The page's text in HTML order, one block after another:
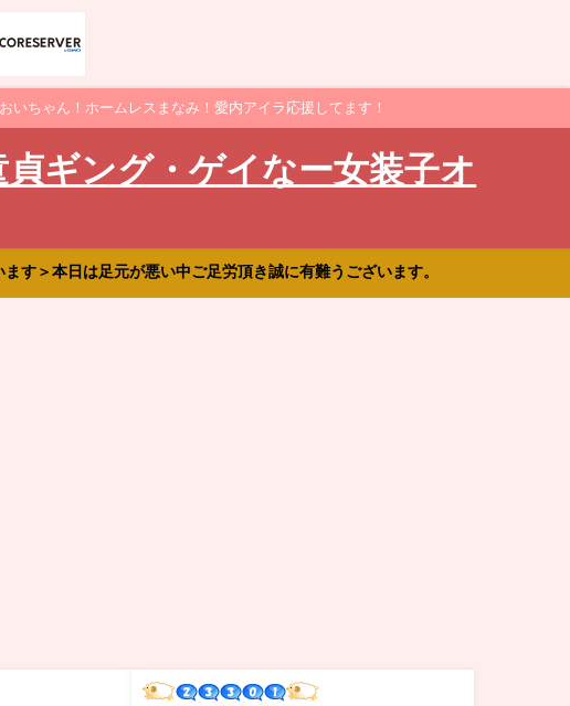
ちゃん！ホームレスまなみ！愛内アイラ応援してます！
ギング・ゲイなー女装子オ
す＞本日は足元が悪い中ご足労頂き誠に有難うございます。